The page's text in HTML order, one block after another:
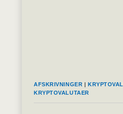
NYHEDEN.
AFSKRIVNINGER |
KRYPTOVALUTAER